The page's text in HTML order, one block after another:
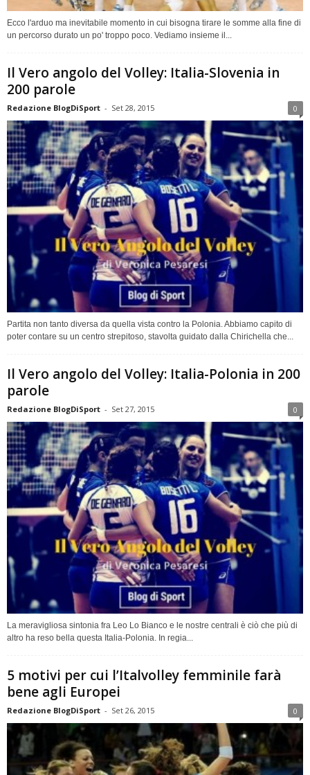
Ecco l'arduo ma inevitabile momento in cui bisogna tirare le somme alla fine di
un percorso durato un po' troppo poco. Vediamo insieme il...
Il Vero angolo del Volley: Italia-Slovenia in
200 parole
Redazione BlogDiSport - Set 28, 2015 0
Partita non tanto diversa da quella vista contro la Polonia. Abbiamo capito di
poter contare su un centro strepitoso, stavolta guidato dalla Chirichella che...
Il Vero angolo del Volley: Italia-Polonia in 200
parole
Redazione BlogDiSport - Set 27, 2015 0
La meravigliosa sintonia fra Leo Lo Bianco e le nostre centrali è ciò che più di
altro ha reso bella questa Italia-Polonia. In regia...
5 motivi per cui l’Italvolley femminile farà
bene agli Europei
Redazione BlogDiSport - Set 26, 2015 0